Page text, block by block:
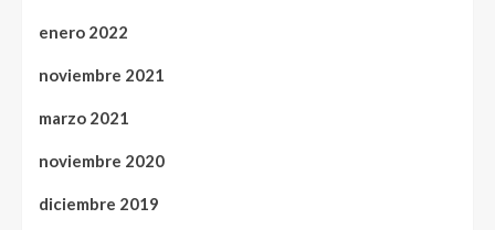
enero 2022
noviembre 2021
marzo 2021
noviembre 2020
diciembre 2019